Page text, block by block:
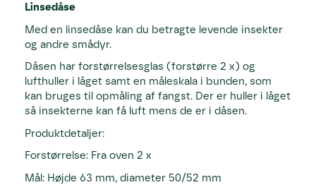
Linsedåse
Med en linsedåse kan du betragte levende insekter
og andre smådyr.
Dåsen har forstørrelsesglas (forstørre 2 x) og
lufthuller i låget samt en måleskala i bunden, som
kan bruges til opmåling af fangst. Der er huller i låget
så insekterne kan få luft mens de er i dåsen.
Produktdetaljer:
Forstørrelse: Fra oven 2 x
Mål: Højde 63 mm, diameter 50/52 mm